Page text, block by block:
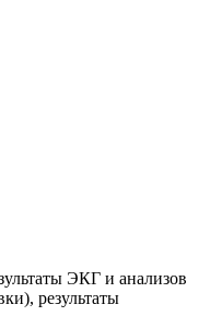
ЭКГ и анализов
результаты